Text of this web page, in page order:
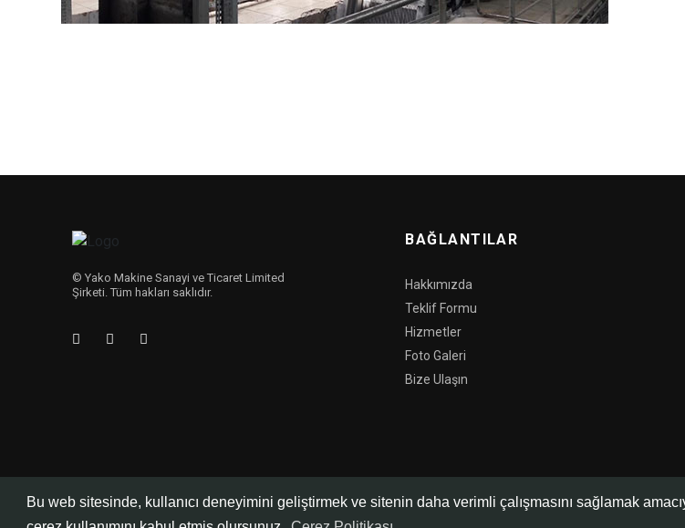
Bu web sitesinde, kullanıcı deneyimini geliştirmek ve sitenin daha verimli çalışmasını sağlamak
© Yako Makine Sanayi ve Ticaret Limited
Şirketi. Tüm hakları saklıdır.
BAĞLANTILAR
Hakkımızda
Teklif Formu
Hizmetler
Foto Galeri
Bize Ulaşın